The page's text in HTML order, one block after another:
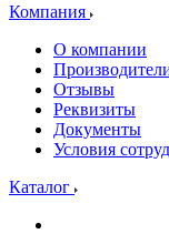
Компания
О компании
Отзывы
Реквизиты
Документы
Условия
Каталог